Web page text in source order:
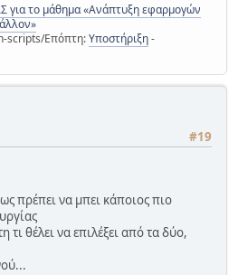
για το μάθημα «Ανάπτυξη εφαρμογών
scripts/Επόπτη:Υποστήριξη-
#19
πρέπει να μπει κάποιος πιο
τι θέλει να επιλέξει από τα δύο,